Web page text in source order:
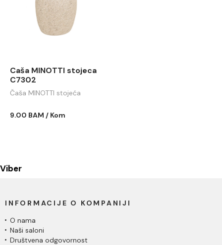
Caša MINOTTI stojeca
C7302
Čaša MINOTTI stojeća
9.00 BAM / Kom
Viber
INFORMACIJE O KOMPANIJI
O nama
Naši saloni
Društvena odgovornost